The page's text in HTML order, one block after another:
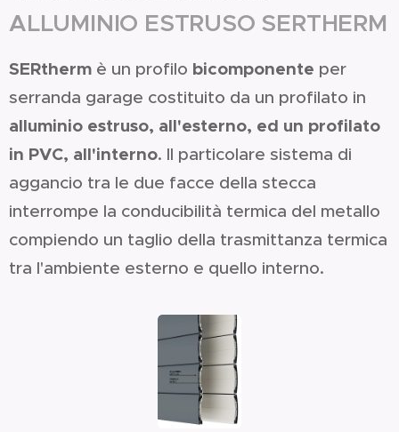
ALLUMINIO ESTRUSO SERTHERM
SERtherm è un profilo bicomponente per
serranda garage costituito da un profilato in
alluminio estruso, all'esterno, ed un profilato
in PVC, all'interno. Il particolare sistema di
aggancio tra le due facce della stecca
interrompe la conducibilità termica del metallo
compiendo un taglio della trasmittanza termica
tra l'ambiente esterno e quello interno.